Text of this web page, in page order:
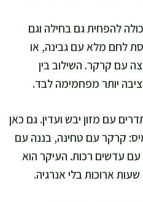
להפחית גם בחילה וגם
לחם מלא עם גבינה, או
עם קרקר. השילוב בין
יותר מפחמימה לבד.
עם מזון יבש ועדין. גם כאן
קרקר עם טחינה, בננה עם
עם עדשים רכות. העיקר הוא
ארוכות בלי אנרגיה.